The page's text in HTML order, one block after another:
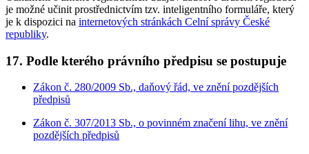
je možné učinit prostřednictvím tzv. inteligentního formuláře, který
je k dispozici na internetových stránkách Celní správy České
republiky.
17. Podle kterého právního předpisu se postupuje
Zákon č. 280/2009 Sb., daňový řád, ve znění pozdějších
předpisů
Zákon č. 307/2013 Sb., o povinném značení lihu, ve znění
pozdějších předpisů